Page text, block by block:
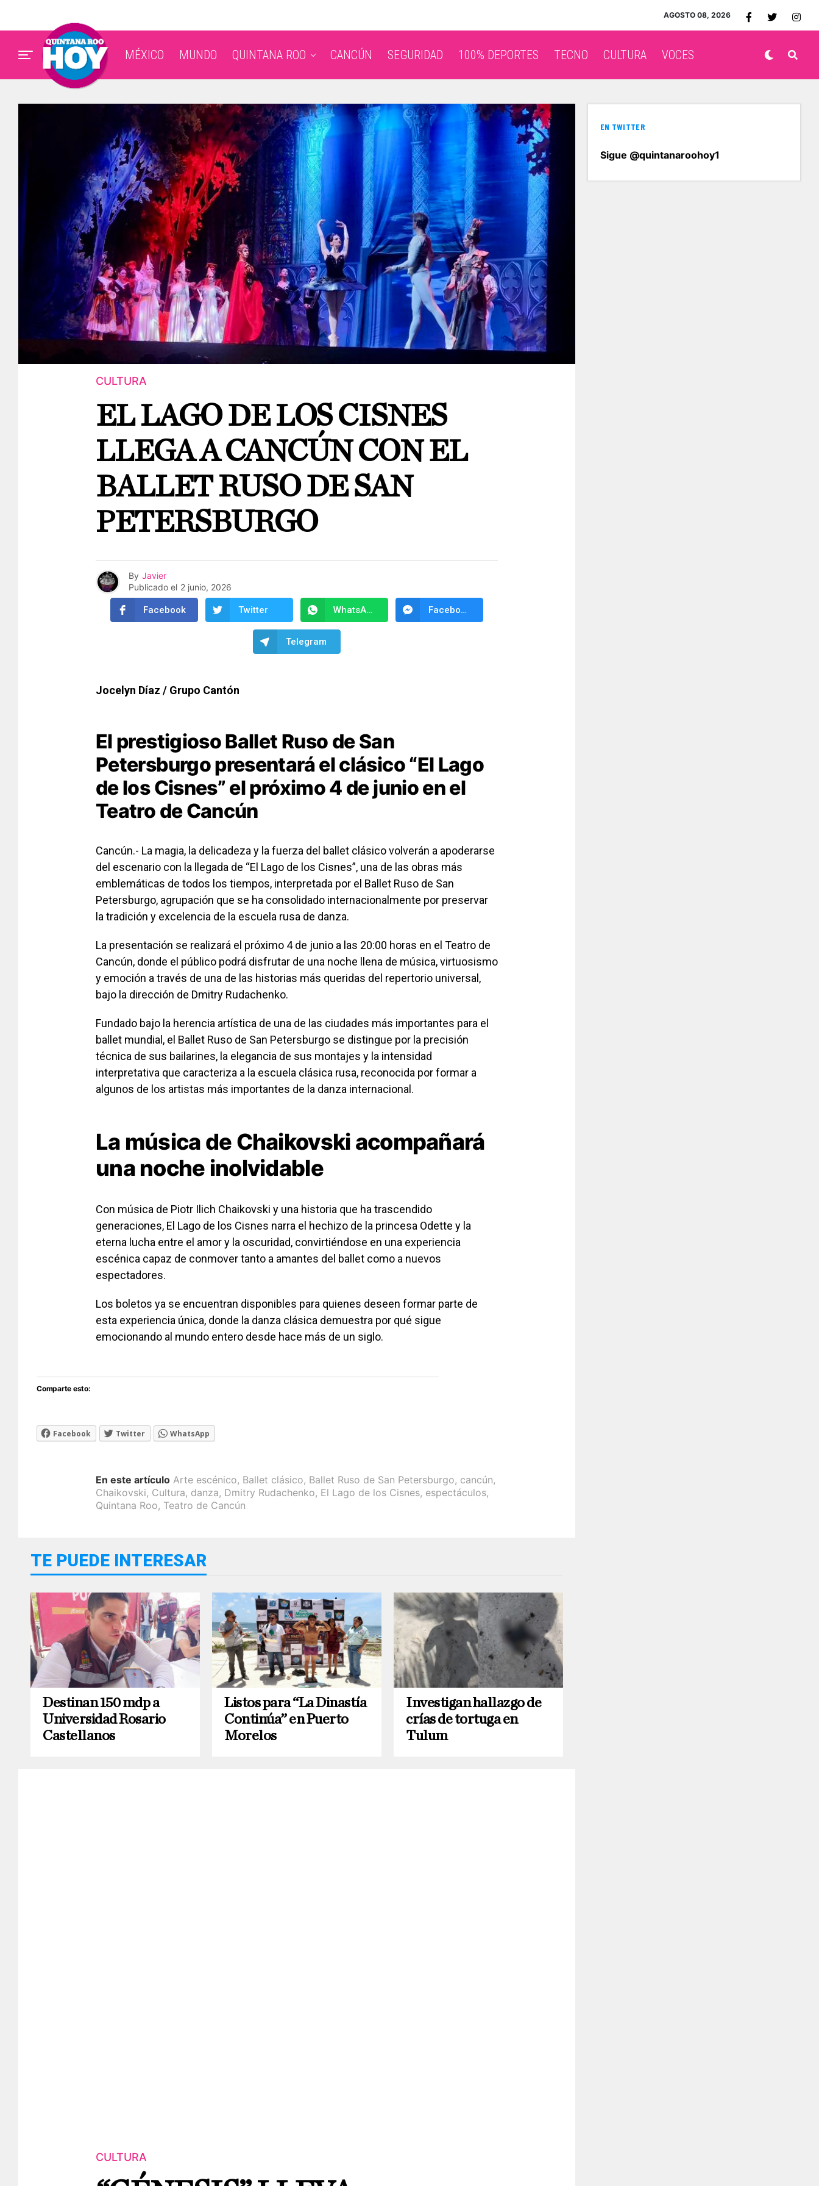
AGOSTO 08, 2026
MÉXICO MUNDO QUINTANA ROO CANCÚN SEGURIDAD 100% DEPORTES TECNO CULTURA VOCES
CULTURA
EL LAGO DE LOS CISNES
LLEGA A CANCÚN CON EL
BALLET RUSO DE SAN
PETERSBURGO
By Javier
Publicado el 2 junio, 2026
Facebook Twitter WhatsApp Facebook Messenger
Telegram
Jocelyn Díaz / Grupo Cantón
El prestigioso Ballet Ruso de San
Petersburgo presentará el clásico “El Lago
de los Cisnes” el próximo 4 de junio en el
Teatro de Cancún
Cancún.- La magia, la delicadeza y la fuerza del ballet clásico volverán a apoderarse
del escenario con la llegada de “El Lago de los Cisnes”, una de las obras más
emblemáticas de todos los tiempos, interpretada por el Ballet Ruso de San
Petersburgo, agrupación que se ha consolidado internacionalmente por preservar
la tradición y excelencia de la escuela rusa de danza.
La presentación se realizará el próximo 4 de junio a las 20:00 horas en el Teatro de
Cancún, donde el público podrá disfrutar de una noche llena de música, virtuosismo
y emoción a través de una de las historias más queridas del repertorio universal,
bajo la dirección de Dmitry Rudachenko.
Fundado bajo la herencia artística de una de las ciudades más importantes para el
ballet mundial, el Ballet Ruso de San Petersburgo se distingue por la precisión
técnica de sus bailarines, la elegancia de sus montajes y la intensidad
interpretativa que caracteriza a la escuela clásica rusa, reconocida por formar a
algunos de los artistas más importantes de la danza internacional.
La música de Chaikovski acompañará
una noche inolvidable
Con música de Piotr Ilich Chaikovski y una historia que ha trascendido
generaciones, El Lago de los Cisnes narra el hechizo de la princesa Odette y la
eterna lucha entre el amor y la oscuridad, convirtiéndose en una experiencia
escénica capaz de conmover tanto a amantes del ballet como a nuevos
espectadores.
Los boletos ya se encuentran disponibles para quienes deseen formar parte de
esta experiencia única, donde la danza clásica demuestra por qué sigue
emocionando al mundo entero desde hace más de un siglo.
Comparte esto:
Facebook Twitter WhatsApp
En este artículo Arte escénico, Ballet clásico, Ballet Ruso de San Petersburgo, cancún,
Chaikovski, Cultura, danza, Dmitry Rudachenko, El Lago de los Cisnes, espectáculos,
Quintana Roo, Teatro de Cancún
TE PUEDE INTERESAR
Destinan 150 mdp a
Universidad Rosario
Castellanos
Listos para “La Dinastía
Continúa” en Puerto
Morelos
Investigan hallazgo de
crías de tortuga en
Tulum
CULTURA
EN TWITTER
Sigue @quintanaroohoy1